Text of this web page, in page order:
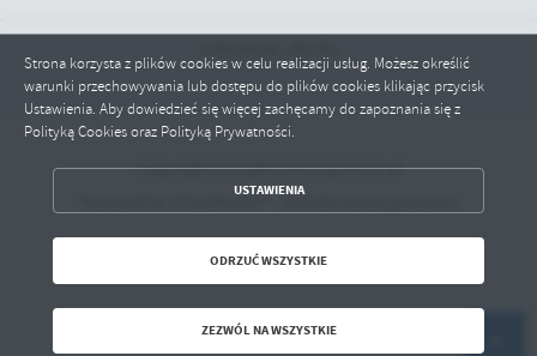
Strona korzysta z plików cookies w celu realizacji usług. Możesz określić
warunki przechowywania lub dostępu do plików cookies klikając przycisk
Ustawienia. Aby dowiedzieć się więcej zachęcamy do zapoznania się z
Polityką Cookies oraz Polityką Prywatności.
USTAWIENIA
ODRZUĆ WSZYSTKIE
ZEZWÓL NA WSZYSTKIE
ZAPISZ WYBRANE
ODRZUĆ WSZYSTKIE
Copyright by bipkozienicepowiat.pl